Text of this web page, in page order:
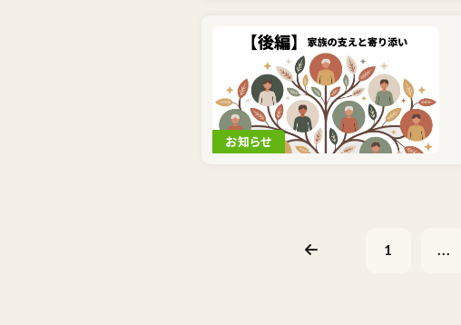
お知らせ
1 ...